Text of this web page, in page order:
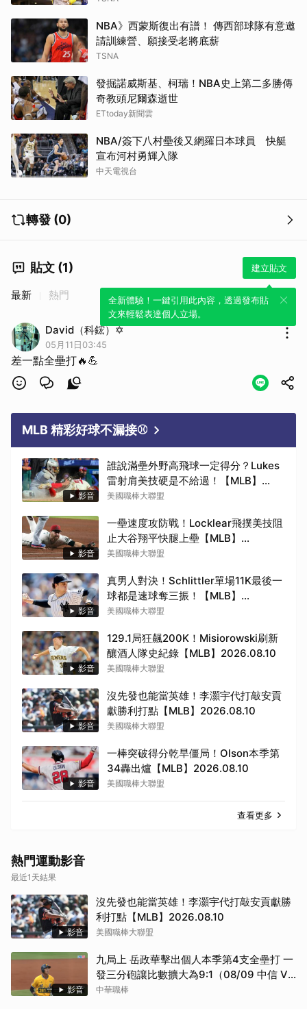
NBA》西蒙斯復出有譜！ 傳西部球隊有意邀
請訓練營、願接受老將底薪
TSNA
發掘諾威斯基、柯瑞！NBA史上第二多勝傳
奇教頭尼爾森逝世
ETtoday新聞雲
NBA/簽下八村壘後又網羅日本球員 快艇
宣布河村勇輝入隊
中天電視台
轉發 (0)
貼文 (1) 建立貼文
全新體驗！一鍵引用此內容，透過發布貼
文來輕鬆表達個人立場。
最新 熱門
David（科鋐）✡️
05月11日03:45
差一點全壘打🔥💪
MLB 精彩好球不漏接⚾
影音
誰說滿壘外野高飛球一定得分？Lukes
雷射肩美技硬是不給過！【MLB】
2026.08.10
美國職棒大聯盟
影音
一壘速度攻防戰！Locklear飛撲美技阻
止大谷翔平快腿上壘【MLB】
2026.08.10
美國職棒大聯盟
影音
真男人對決！Schlittler單場11K最後一
球都是速球奪三振！【MLB】
2026.08.10
美國職棒大聯盟
影音
129.1局狂飆200K！Misiorowski刷新
釀酒人隊史紀錄【MLB】2026.08.10
美國職棒大聯盟
影音
沒先發也能當英雄！李灝宇代打敲安貢
獻勝利打點【MLB】2026.08.10
美國職棒大聯盟
影音
一棒突破得分乾旱僵局！Olson本季第
34轟出爐【MLB】2026.08.10
美國職棒大聯盟
查看更多
熱門運動影音
最近1天結果
影音
沒先發也能當英雄！李灝宇代打敲安貢獻勝
利打點【MLB】2026.08.10
美國職棒大聯盟
影音
九局上 岳政華擊出個人本季第4支全壘打 一
發三分砲讓比數擴大為9:1（08/09 中信 VS
台鋼）
中華職棒